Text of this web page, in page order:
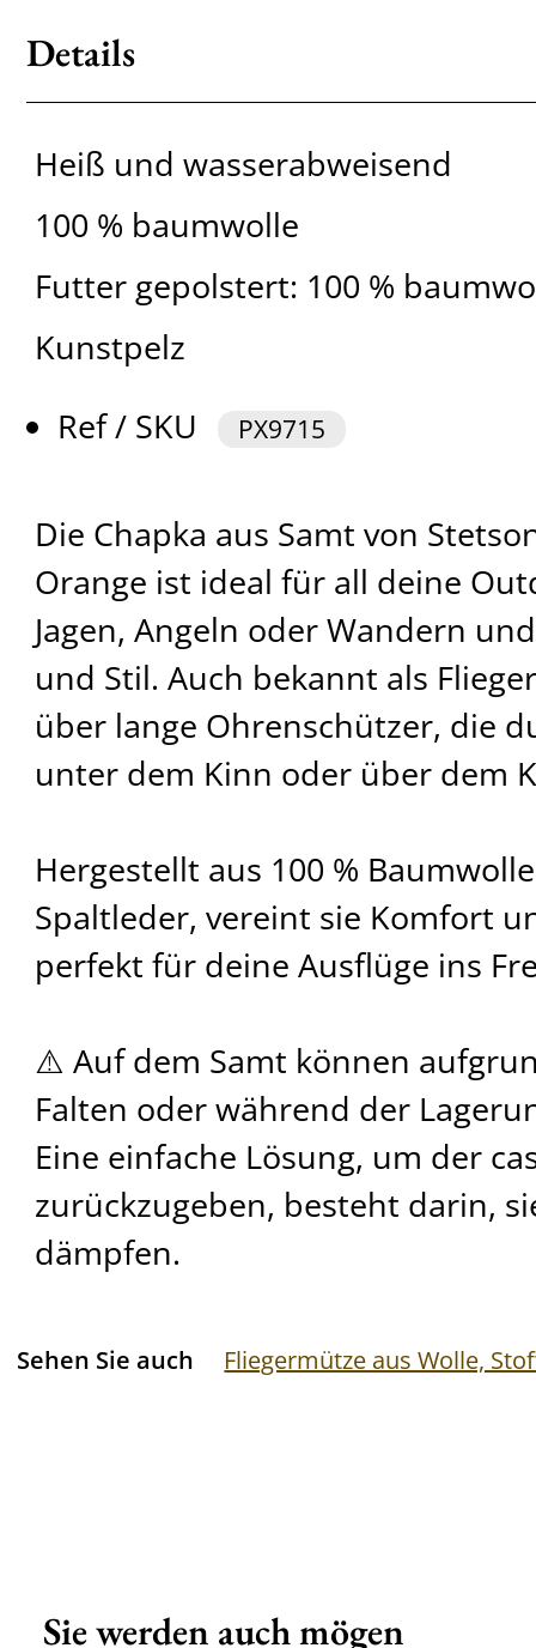
Details
Heiß und wasserabweisend
100 % baumwolle
Futter gepolstert: 100 %
Kunstpelz
Ref / SKU
PX9715
Die Chapka aus Samt von
Orange ist ideal für all deine
Jagen, Angeln oder Wandern
und Stil. Auch bekannt als
über lange Ohrenschützer, die
unter dem Kinn oder über dem
Hergestellt aus 100 %
Spaltleder, vereint sie Komfort
perfekt für deine Ausflüge ins
⚠️ Auf dem Samt können
Falten oder während der
Eine einfache Lösung, um der
zurückzugeben, besteht darin,
dämpfen.
Sehen Sie auch Fliegermütze aus Wolle,
Sie werden auch mögen